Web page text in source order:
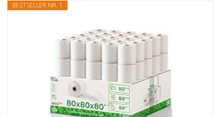
BESTSELLER NR. 1